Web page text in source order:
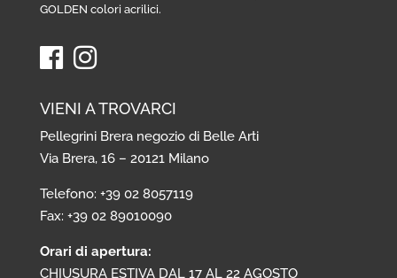
GOLDEN colori acrilici.
VIENI A TROVARCI
Pellegrini Brera negozio di Belle Arti
Via Brera, 16 – 20121 Milano
Telefono: +39 02 8057119
Fax: +39 02 89010090
Orari di apertura:
CHIUSURA ESTIVA DAL 17 AL 22 AGOSTO